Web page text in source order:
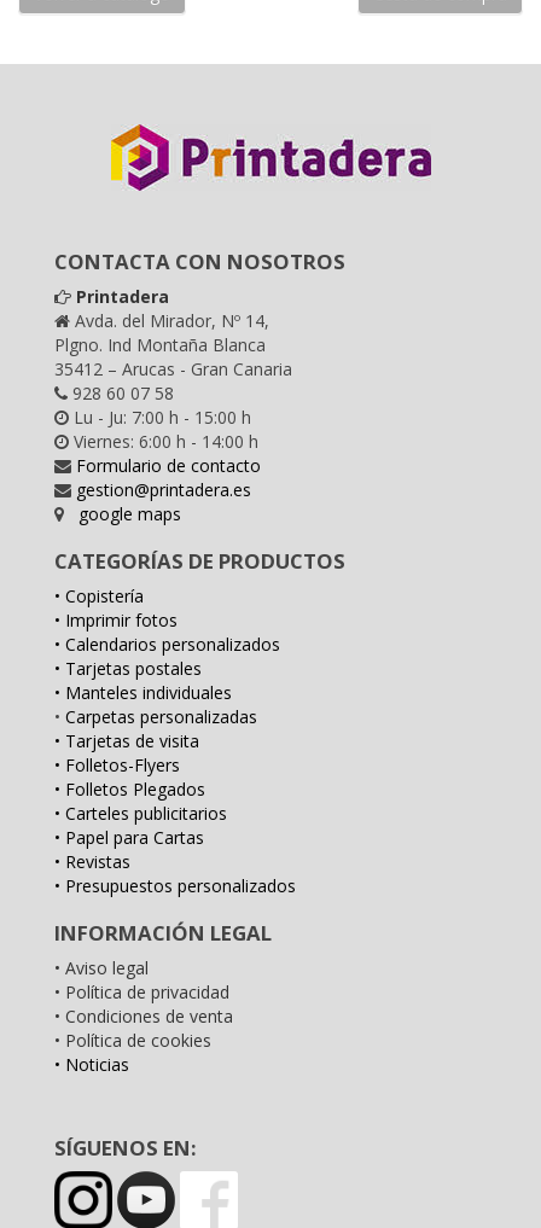
CONTACTA CON NOSOTROS
Printadera
Avda. del Mirador, Nº 14,
Plgno. Ind Montaña Blanca
35412 – Arucas - Gran Canaria
928 60 07 58
Lu - Ju: 7:00 h - 15:00 h
Viernes: 6:00 h - 14:00 h
Formulario de contacto
gestion@printadera.es
google maps
CATEGORÍAS DE PRODUCTOS
• Copistería
• Imprimir fotos
• Calendarios personalizados
• Tarjetas postales
• Manteles individuales
• Carpetas personalizadas
• Tarjetas de visita
• Folletos-Flyers
• Folletos Plegados
• Carteles publicitarios
• Papel para Cartas
• Revistas
• Presupuestos personalizados
INFORMACIÓN LEGAL
• Aviso legal
• Política de privacidad
• Condiciones de venta
• Política de cookies
• Noticias
SÍGUENOS EN: